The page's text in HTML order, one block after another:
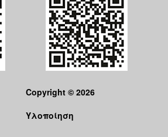
Copyright © 2026
Υλοποίηση